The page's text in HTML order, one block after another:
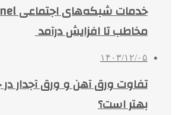
مخاطب تا افزایش درآمد
۱۴۰۳/۱۲/۰۵
تفاوت ورق آهن و ورق آجدار
بهتر است؟